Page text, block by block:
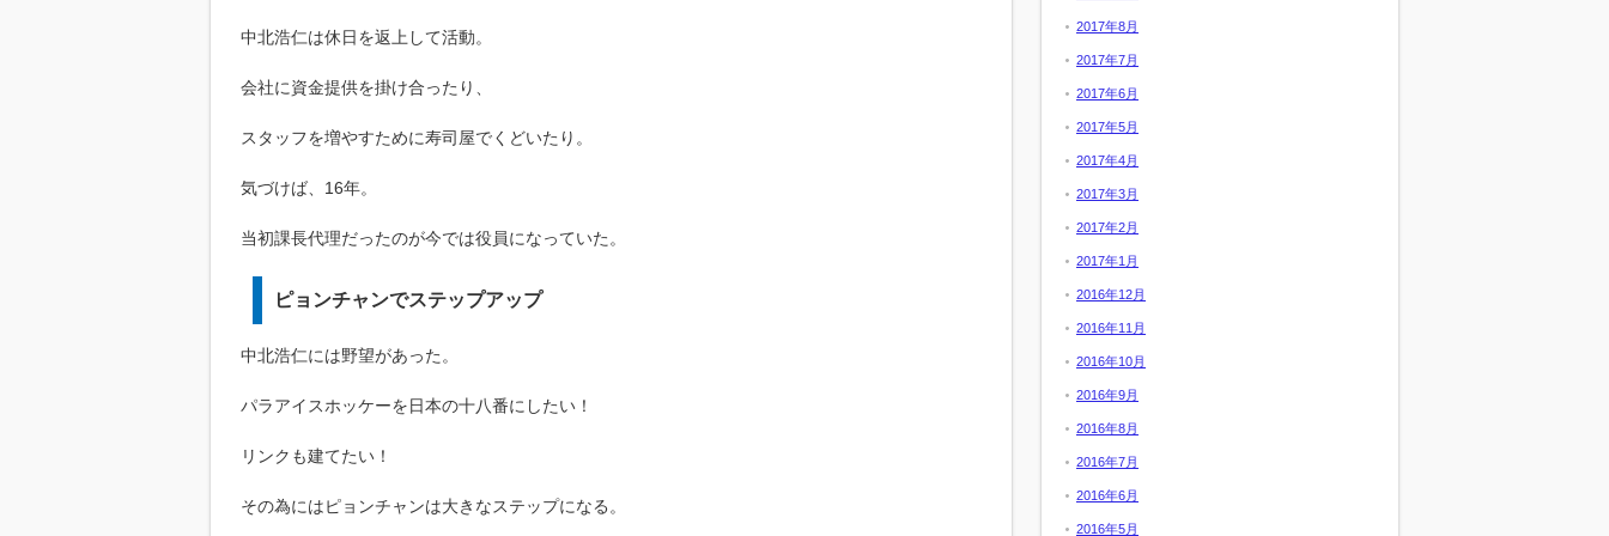
中北浩仁は休日を返上して活動。
会社に資金提供を掛け合ったり、
スタッフを増やすために寿司屋でくどいたり。
気づけば、16年。
当初課長代理だったのが今では役員になっていた。
ピョンチャンでステップアップ
中北浩仁には野望があった。
パラアイスホッケーを日本の十八番にしたい！
リンクも建てたい！
その為にはピョンチャンは大きなステップになる。
2017年8月
2017年7月
2017年6月
2017年5月
2017年4月
2017年3月
2017年2月
2017年1月
2016年12月
2016年11月
2016年10月
2016年9月
2016年8月
2016年7月
2016年6月
2016年5月